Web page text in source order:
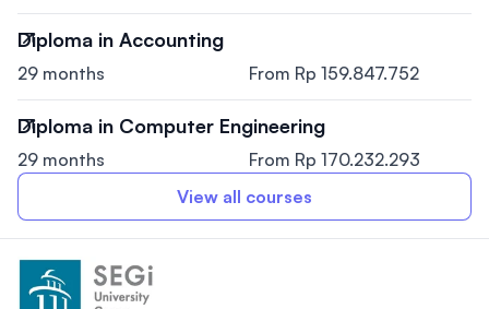
Diploma in Accounting
29 months From Rp 159.847.752
Diploma in Computer Engineering
29 months
From Rp 170.232.293
View all courses